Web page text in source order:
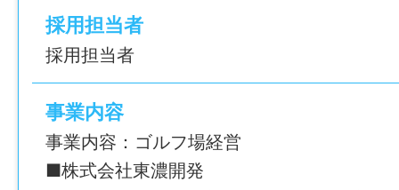
【こんな方にピッタリ】
●人と接することが好きな方
●未経験から新しい仕事を始めたい方
●落ち着いた環境で働きたい方
●チームワークを大切にできる方
採用担当者
採用担当者
事業内容
事業内容：ゴルフ場経営
■株式会社東濃開発